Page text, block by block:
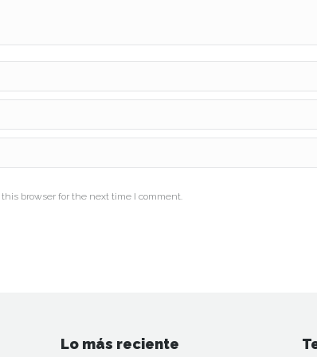
browser for the next time I comment.
Lo más reciente